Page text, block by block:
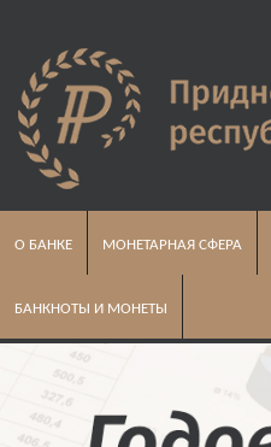
О БАНКЕ МОНЕТАРНАЯ СФЕРА
БАНКНОТЫ И МОНЕТЫ